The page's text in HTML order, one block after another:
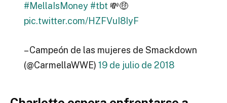
#MellaIsMoney #tbt 💸🤑
pic.twitter.com/HZFVuI8IyF
– Campeón de las mujeres de Smackdown
(@CarmellaWWE) 19 de julio de 2018